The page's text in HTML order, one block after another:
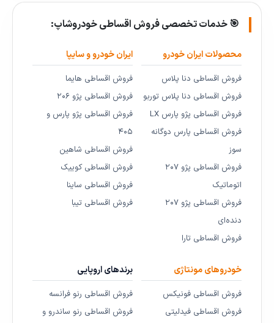
🎯 خدمات تخصصی فروش اقساطی خودروشاپ:
محصولات ایران خودرو
فروش اقساطی دنا پلاس
فروش اقساطی دنا پلاس توربو
فروش اقساطی پژو پارس LX
فروش اقساطی پارس دوگانه
سوز
فروش اقساطی پژو ۲۰۷
اتوماتیک
فروش اقساطی پژو ۲۰۷
دنده‌ای
فروش اقساطی تارا
ایران خودرو و سایپا
فروش اقساطی هایما
فروش اقساطی پژو ۲۰۶
فروش اقساطی پژو پارس و
۴۰۵
فروش اقساطی شاهین
فروش اقساطی کوییک
فروش اقساطی ساینا
فروش اقساطی تیبا
خودروهای مونتاژی
فروش اقساطی فونیکس
فروش اقساطی فیدلیتی
برندهای اروپایی
فروش اقساطی رنو فرانسه
فروش اقساطی رنو ساندرو و